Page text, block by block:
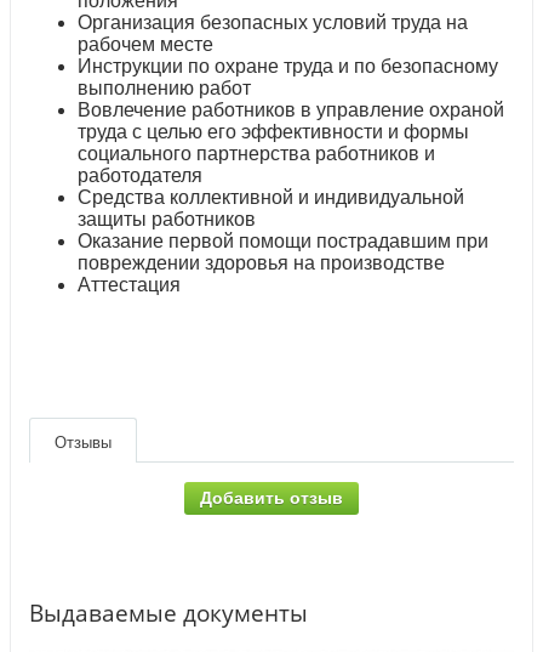
Организация безопасных условий труда на
рабочем месте
Инструкции по охране труда и по безопасному
выполнению работ
Вовлечение работников в управление охраной
труда с целью его эффективности и формы
социального партнерства работников и
работодателя
Средства коллективной и индивидуальной
защиты работников
Оказание первой помощи пострадавшим при
повреждении здоровья на производстве
Аттестация
Отзывы
Добавить отзыв
Выдаваемые документы